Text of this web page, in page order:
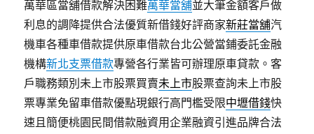
萬華區當舖借款解決困難萬華當舖並大筆金額客戶做
利息的調降提供合法優質新借錢好評商家新莊當舖汽
機車各種車借款提供原車借款台北公營當鋪委託金融
機構新北支票借款專營各行業皆可辦理原車貸款。客
戶職務類別未上市股票買賣未上市股票查詢未上市股
票專業免留車借款優點現銀行高門檻受限中壢借錢快
速且簡便桃園民間借款融資用企業融資引進品牌合法